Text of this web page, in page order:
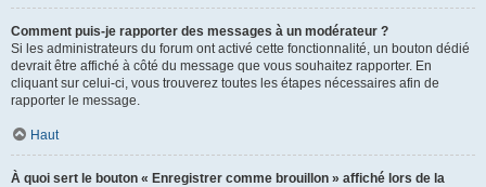
Comment puis-je rapporter des messages à un modérateur ?
Si les administrateurs du forum ont activé cette fonctionnalité, un bouton dédié
devrait être affiché à côté du message que vous souhaitez rapporter. En
cliquant sur celui-ci, vous trouverez toutes les étapes nécessaires afin de
rapporter le message.
Haut
À quoi sert le bouton « Enregistrer comme brouillon » affiché lors de la